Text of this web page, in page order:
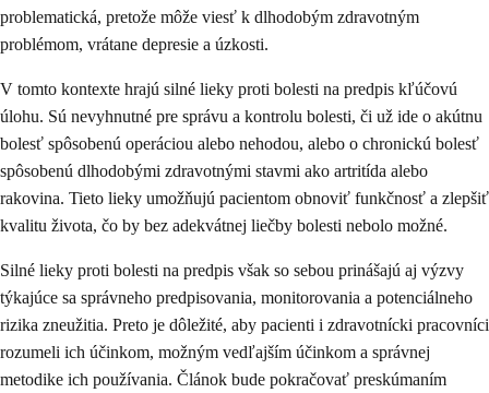
problematická, pretože môže viesť k dlhodobým zdravotným
problémom, vrátane depresie a úzkosti.
V tomto kontexte hrajú silné lieky proti bolesti na predpis kľúčovú
úlohu. Sú nevyhnutné pre správu a kontrolu bolesti, či už ide o akútnu
bolesť spôsobenú operáciou alebo nehodou, alebo o chronickú bolesť
spôsobenú dlhodobými zdravotnými stavmi ako artritída alebo
rakovina. Tieto lieky umožňujú pacientom obnoviť funkčnosť a zlepšiť
kvalitu života, čo by bez adekvátnej liečby bolesti nebolo možné.
Silné lieky proti bolesti na predpis však so sebou prinášajú aj výzvy
týkajúce sa správneho predpisovania, monitorovania a potenciálneho
rizika zneužitia. Preto je dôležité, aby pacienti i zdravotnícki pracovníci
rozumeli ich účinkom, možným vedľajším účinkom a správnej
metodike ich používania. Článok bude pokračovať preskúmaním